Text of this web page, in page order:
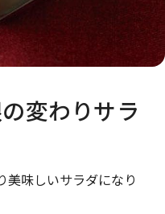
変わりサラ
美味しいサラダになり